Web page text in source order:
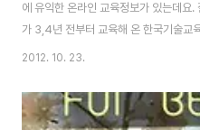
에 유익한 온라인 교육정보가 있는데요.
가 3,4년 전부터 교육해 온 한국기술교
기대)에서 운영하는 온라인 교육 프로그
프로그램을 개발했는데요. 엄밀하게 말
해준 스토리텔러 작가였죠. 요것 생각
2012. 10. 23.